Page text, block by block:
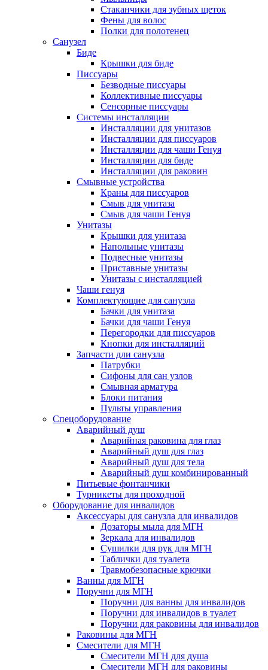
Стаканчики для зубных щеток
Фены для волос
Полки для полотенец
Санузел
Биде
Крышки для биде
Писсуары
Безводные писсуары
Коллективные писсуары
Сенсорные писсуары
Системы инсталляции
Инсталляции для унитазов
Инсталляции для писсуаров
Инсталляции для чаши Генуя
Инсталляции для биде
Инсталляции для раковин
Смывные устройства
Краны для писсуаров
Смыв для унитаза
Смыв для чаши Генуя
Унитазы
Крышки для унитаза
Напольные унитазы
Подвесные унитазы
Приставные унитазы
Унитазы с инсталляцией
Чаши генуя
Комплектующие для санузла
Бачки для унитаза
Бачки для чаши Генуя
Перегородки для писсуаров
Кнопки для инсталляций
Запчасти дли санузла
Патрубки
Сифоны для сан узлов
Смывная арматура
Блоки питания
Пульты управления
Спецоборудование
Аварийный душ
Аварийная раковина для глаз
Аварийный душ для глаз
Аварийный душ для тела
Аварийный душ комбинированный
Питьевые фонтанчики
Турникеты для проходной
Оборудование для инвалидов
Аксессуары для санузла для инвалидов
Дозаторы мыла для МГН
Зеркала для инвалидов
Сушилки для рук для МГН
Таблички для туалета
Травмобезопасные крючки
Ванны для МГН
Поручни для МГН
Поручни для ванны для инвалидов
Поручни для инвалидов в туалет
Поручни для раковины для инвалидов
Раковины для МГН
Смесители для МГН
Смесители МГН для душа
Смесители МГН для раковины